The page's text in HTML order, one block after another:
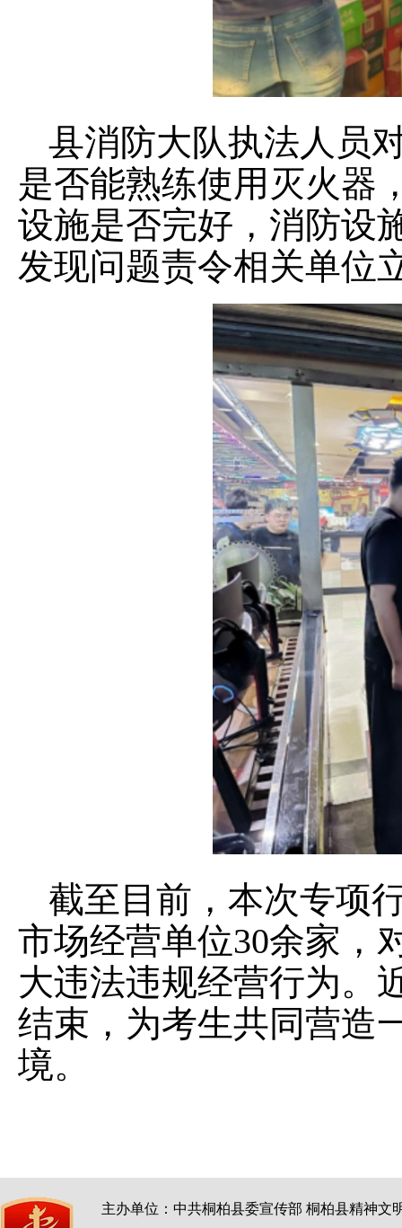
县消防大队执法人员
是否能熟练使用灭火器
设施是否完好，消防设
发现问题责令相关单位
截至目前，本次专项
市场经营单位30余家，
大违法违规经营行为。
结束，为考生共同营造
境。
主办单位：中共桐柏县委宣传部 桐柏县精神文